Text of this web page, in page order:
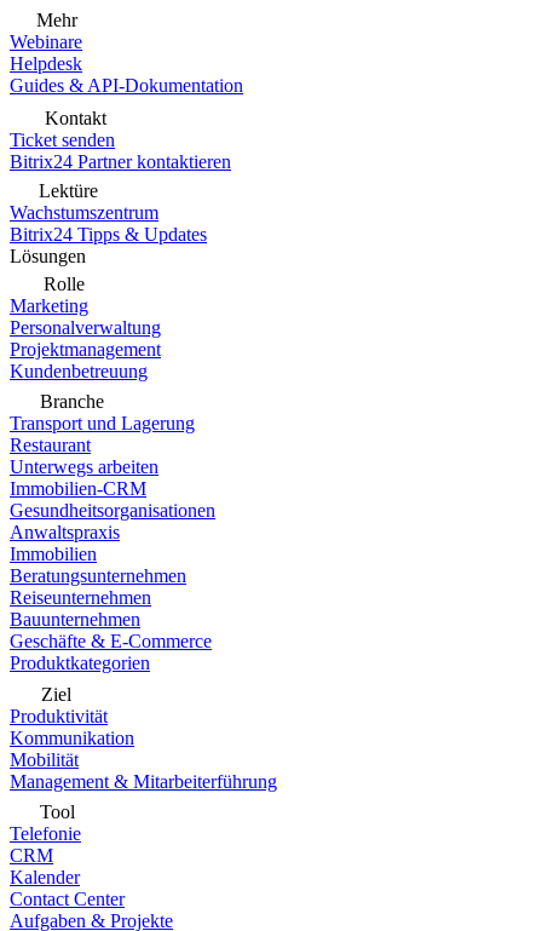
Mehr
Webinare
Helpdesk
Guides & API-Dokumentation
Kontakt
Ticket senden
Bitrix24 Partner kontaktieren
Lektüre
Wachstumszentrum
Bitrix24 Tipps & Updates
Lösungen
Rolle
Marketing
Personalverwaltung
Projektmanagement
Kundenbetreuung
Branche
Transport und Lagerung
Restaurant
Unterwegs arbeiten
Immobilien-CRM
Gesundheitsorganisationen
Anwaltspraxis
Immobilien
Beratungsunternehmen
Reiseunternehmen
Bauunternehmen
Geschäfte & E-Commerce
Produktkategorien
Ziel
Produktivität
Kommunikation
Mobilität
Management & Mitarbeiterführung
Tool
Telefonie
CRM
Kalender
Contact Center
Aufgaben & Projekte